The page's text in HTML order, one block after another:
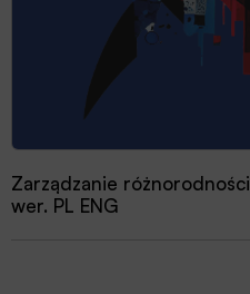
Zarządzanie
wer. PL ENG